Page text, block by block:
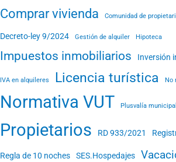
Comprar vivienda Comunidad de
Decreto-ley 9/2024 Gestión de alquiler Hipoteca
Impuestos inmobiliarios Inversión
IVA en alquileres Licencia turística No
Normativa VUT Plusvalía municipal
Propietarios RD 933/2021
Regla de 10 noches SES.Hospedajes